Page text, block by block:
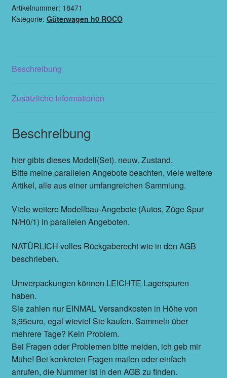
Artikelnummer: 18471
Kategorie: Güterwagen h0 ROCO
Beschreibung
Zusätzliche Informationen
Beschreibung
hier gibts dieses Modell(Set). neuw. Zustand.
Bitte meine parallelen Angebote beachten, viele weitere
Artikel, alle aus einer umfangreichen Sammlung.
Viele weitere Modellbau-Angebote (Autos, Züge Spur
N/H0/1) in parallelen Angeboten.
NATÜRLICH volles Rückgaberecht wie in den AGB
beschrieben.
Umverpackungen können LEICHTE Lagerspuren
haben.
Sie zahlen nur EINMAL Versandkosten in Höhe von
3,95euro, egal wieviel Sie kaufen. Sammeln über
mehrere Tage? Kein Problem.
Bei Fragen oder Problemen bitte melden, ich geb mir
Mühe! Bei konkreten Fragen mailen oder einfach
anrufen, die Nummer ist in den AGB zu finden.